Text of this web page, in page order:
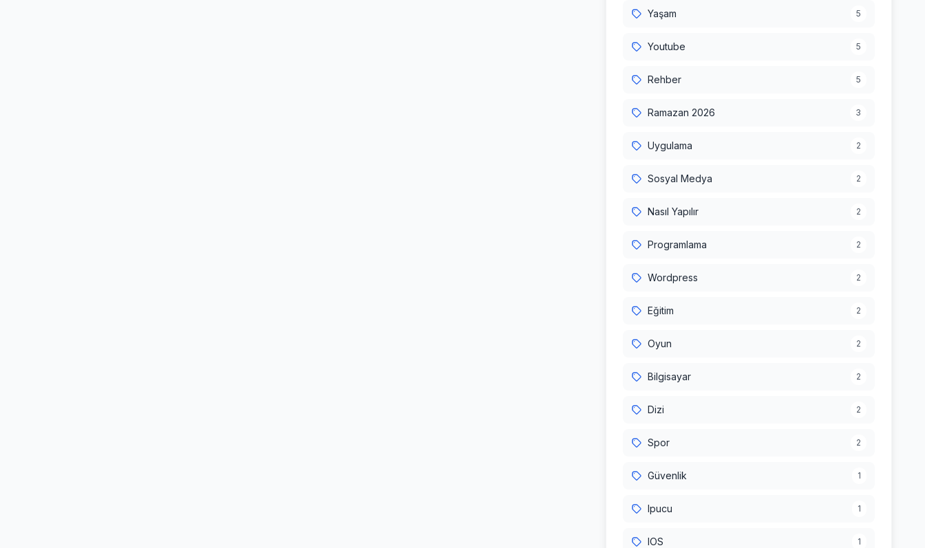
Yaşam 5
Youtube 5
Rehber 5
Ramazan 2026 3
Uygulama 2
Sosyal Medya 2
Nasıl Yapılır 2
Programlama 2
Wordpress 2
Eğitim 2
Oyun 2
Bilgisayar 2
Dizi 2
Spor 2
Güvenlik 1
Ipucu 1
IOS 1